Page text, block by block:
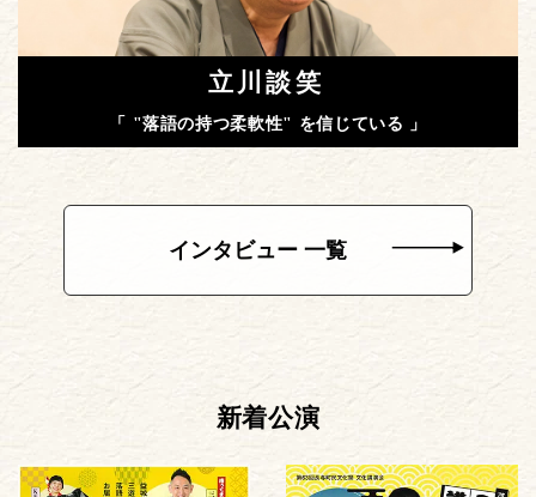
立川談笑
「 "落語の持つ柔軟性" を信じている 」
インタビュー 一覧
新着公演